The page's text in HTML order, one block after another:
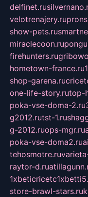
delfinet.ru
velotrenajery.ru
show-pets.ru
miraclecoon.ru
firehunters.ru
hometown-france.ru
shop-garena.ru
one-life-story.rutop-
poka-vse-doma-2.ru
g2012.rutst-1.ru
g-2012.ruops-mgr.ru
poka-vse-doma2.ru
tehosmotre.ru
raytor-d.ru
store-brawl-stars.ru